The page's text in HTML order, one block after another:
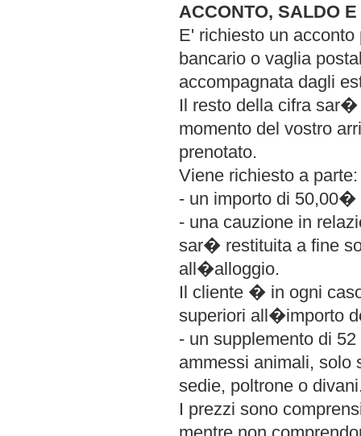
ACCONTO, SALDO
E' richiesto un
bancario o vaglia
accompagnata dagli
Il resto della cifra sar�
momento del vostro
prenotato.
Viene richiesto a parte:
- un importo di 50,00�
- una cauzione in
sar� restituita a fine
all�alloggio.
Il cliente � in ogni
superiori all�importo
- un supplemento di
ammessi animali, solo
sedie, poltrone o
I prezzi sono